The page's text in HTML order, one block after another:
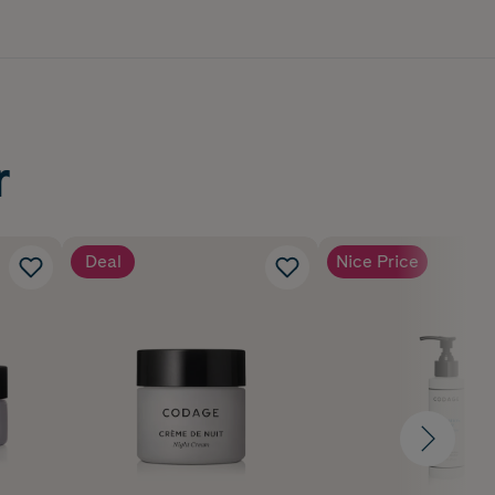
Deal Nice Price